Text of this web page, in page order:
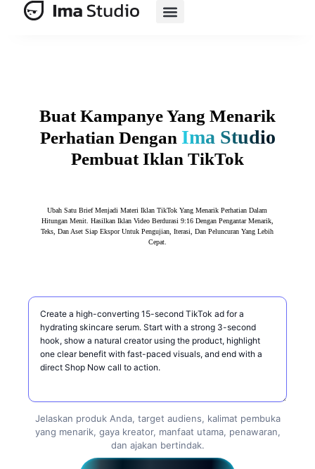
Buat Kampanye Yang Menarik
Perhatian Dengan Ima Studio
Pembuat Iklan TikTok
Ubah Satu Brief Menjadi Materi Iklan TikTok Yang Menarik Perhatian Dalam
Hitungan Menit. Hasilkan Iklan Video Berdurasi 9:16 Dengan Pengantar Menarik,
Teks, Dan Aset Siap Ekspor Untuk Pengujian, Iterasi, Dan Peluncuran Yang Lebih
Cepat.
Jelaskan iklan TikTok yang ingin Anda buat.
Jelaskan produk Anda, target audiens, kalimat pembuka
yang menarik, gaya kreator, manfaat utama, penawaran,
dan ajakan bertindak.